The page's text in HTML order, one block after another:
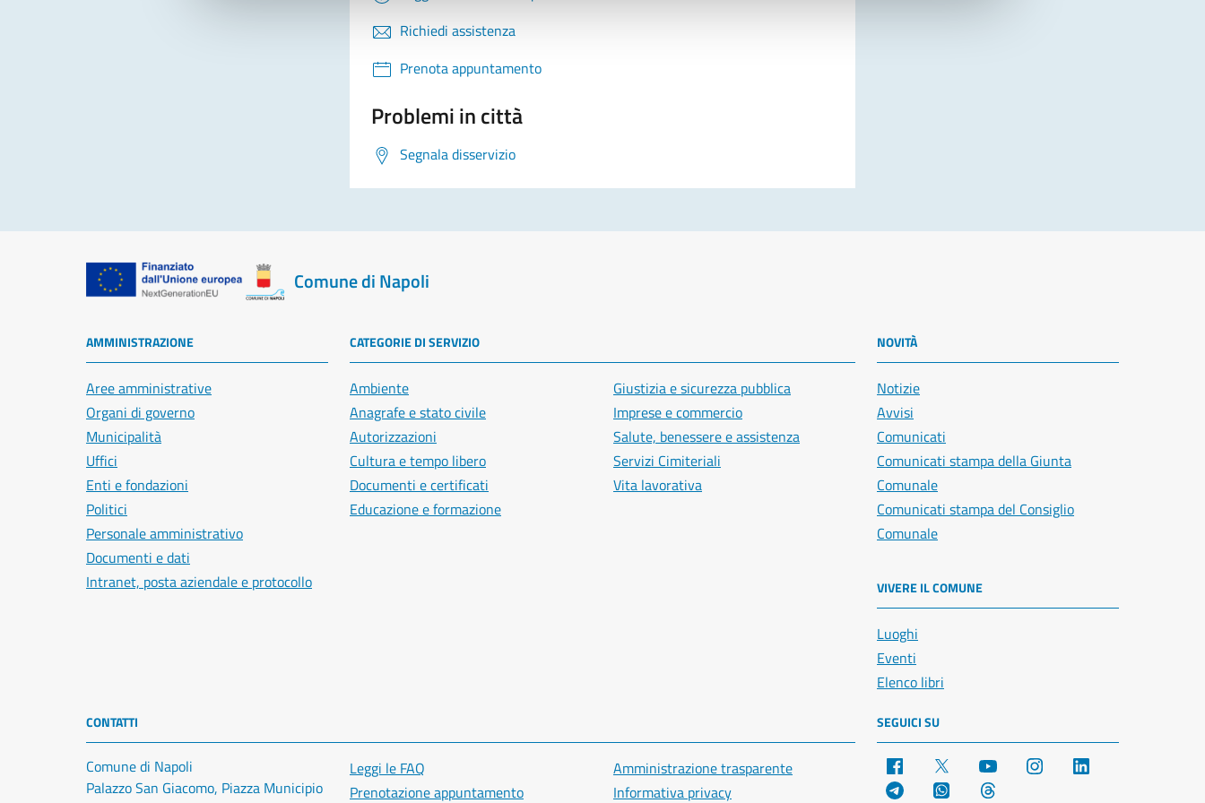
Richiedi assistenza
Prenota appuntamento
Problemi in città
Segnala disservizio
Comune di Napoli
AMMINISTRAZIONE
Aree amministrative
Organi di governo
Municipalità
Uffici
Enti e fondazioni
Politici
Personale amministrativo
Documenti e dati
Intranet, posta aziendale e protocollo
CATEGORIE DI SERVIZIO
Ambiente
Anagrafe e stato civile
Autorizzazioni
Cultura e tempo libero
Documenti e certificati
Educazione e formazione
Giustizia e sicurezza pubblica
Imprese e commercio
Salute, benessere e assistenza
Servizi Cimiteriali
Vita lavorativa
NOVITÀ
Notizie
Avvisi
Comunicati
Comunicati stampa della Giunta
Comunale
Comunicati stampa del Consiglio
Comunale
VIVERE IL COMUNE
Luoghi
Eventi
Elenco libri
CONTATTI
Comune di Napoli
Palazzo San Giacomo, Piazza Municipio
Leggi le FAQ
Prenotazione appuntamento
Amministrazione trasparente
Informativa privacy
SEGUICI SU
Facebook YouTube Instagram
Telegram WhatsApp